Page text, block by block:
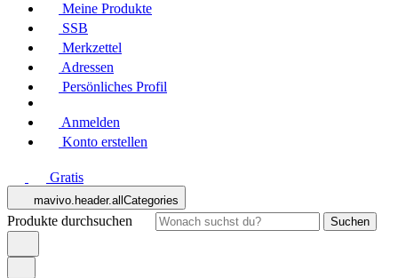
Meine Produkte
SSB
Merkzettel
Adressen
Persönliches Profil
Anmelden
Konto erstellen
Gratis
mavivo.header.allCategories
Produkte durchsuchen Suchen